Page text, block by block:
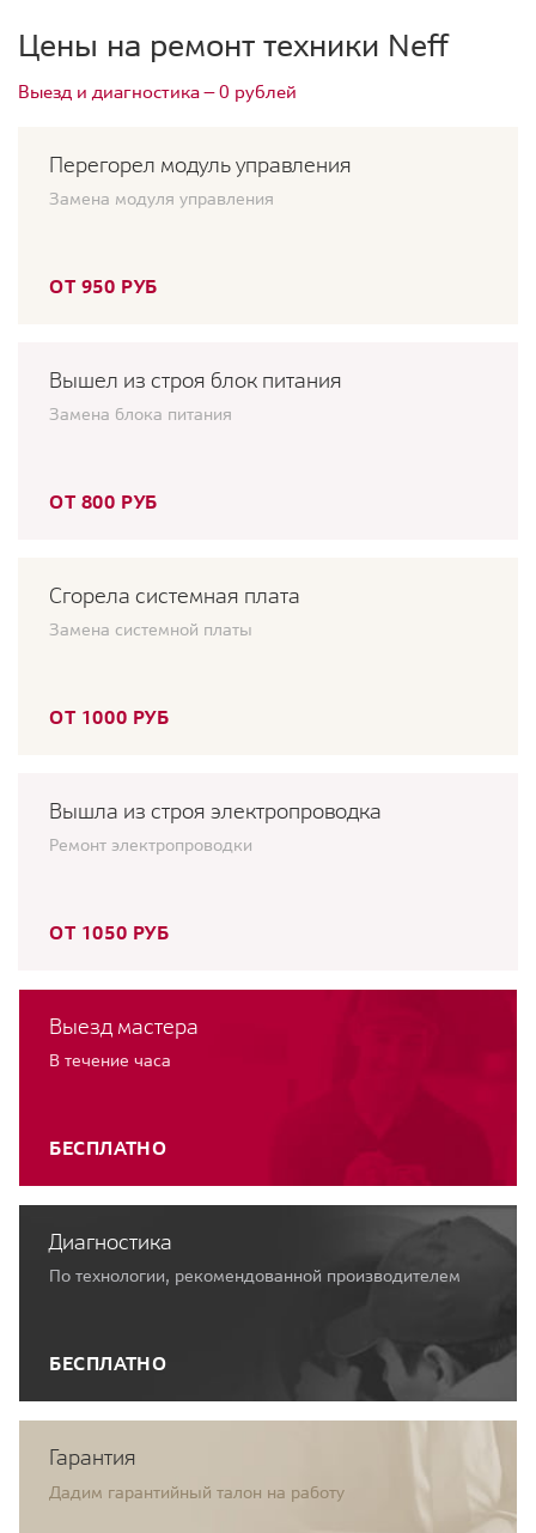
Цены на ремонт техники Neff
Выезд и диагностика — 0 рублей
Перегорел модуль управления
Замена модуля управления
ОТ 950 РУБ
Вышел из строя блок питания
Замена блока питания
ОТ 800 РУБ
Сгорела системная плата
Замена системной платы
ОТ 1000 РУБ
Вышла из строя электропроводка
Ремонт электропроводки
ОТ 1050 РУБ
Выезд мастера
В течение часа
БЕСПЛАТНО
Диагностика
По технологии, рекомендованной производителем
БЕСПЛАТНО
Гарантия
Дадим гарантийный талон на работу